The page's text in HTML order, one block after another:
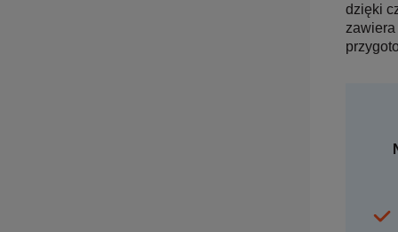
dzięki